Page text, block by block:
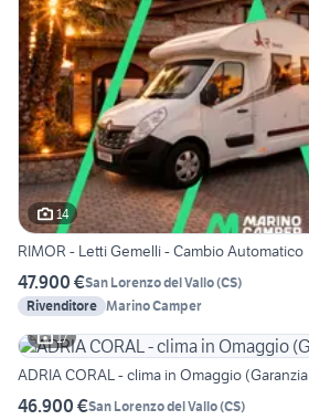
14
RIMOR - Letti Gemelli - Cambio Automatico
47.900 €San Lorenzo del Vallo(CS)
Rivenditore Marino Camper
17
ADRIA CORAL - clima in Omaggio
46.900 €San Lorenzo del Vallo(CS)